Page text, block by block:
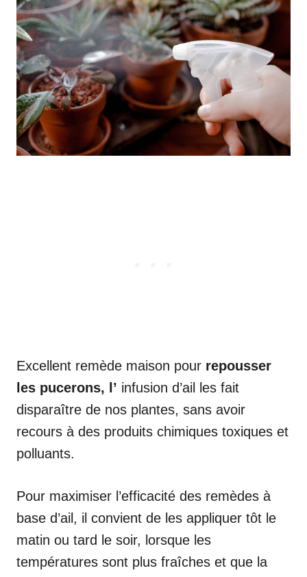
Excellent remède maison pour repousser
les pucerons, l’ infusion d’ail les fait
disparaître de nos plantes, sans avoir
recours à des produits chimiques toxiques et
polluants.
Pour maximiser l’efficacité des remèdes à
base d’ail, il convient de les appliquer tôt le
matin ou tard le soir, lorsque les
températures sont plus fraîches et que la